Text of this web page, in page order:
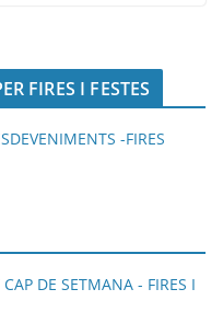
FIRES I FESTES